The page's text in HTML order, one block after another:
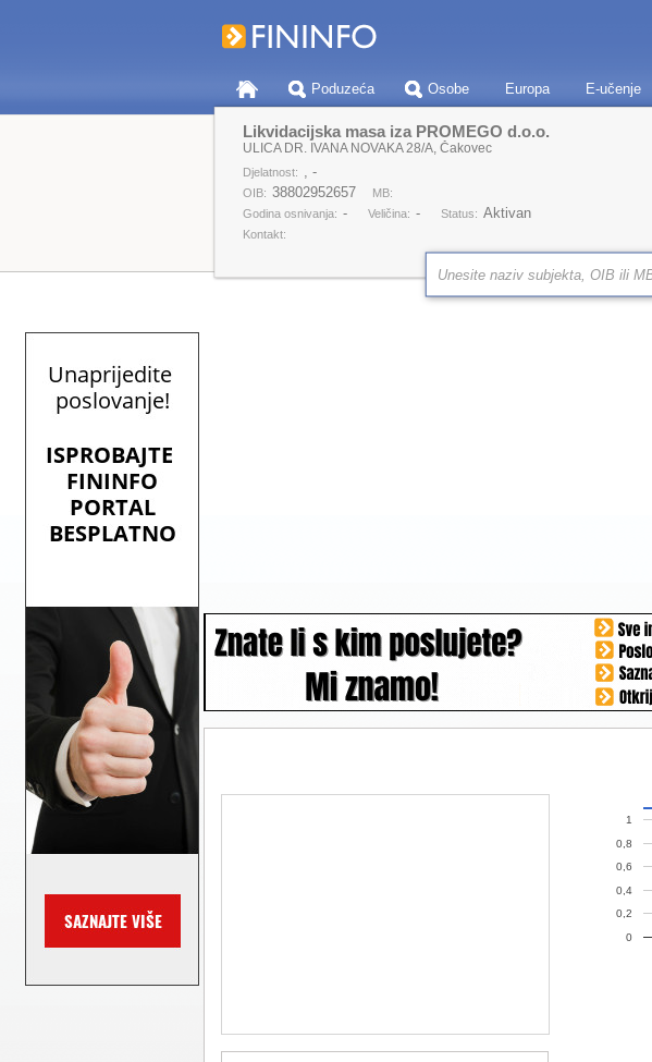
Poduzeća Osobe Europa E-učenje
Likvidacijska masa iza PROMEGO d.o.o.
ULICA DR. IVANA NOVAKA 28/A, Čakovec
Djelatnost: , -
OIB: 38802952657
MB:
Godina osnivanja: - Veličina: - Status: Aktivan
Kontakt:
0
0,2
0,4
0,6
0,8
1